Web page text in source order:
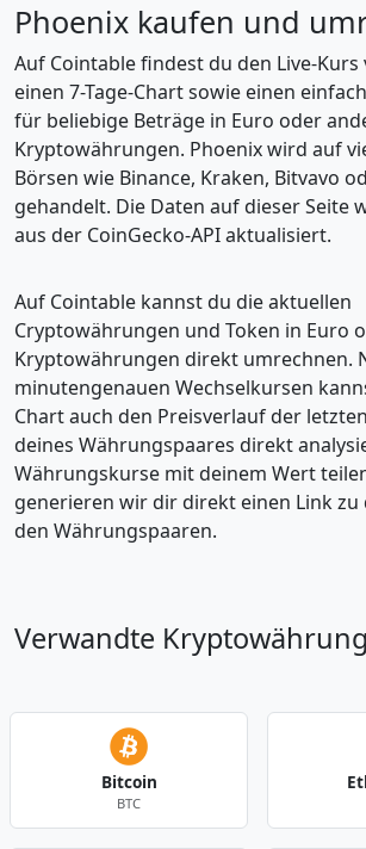
Phoenix kaufen und
Auf Cointable findest du den Live-Kurs
einen 7-Tage-Chart sowie einen
für beliebige Beträge in Euro oder
Kryptowährungen. Phoenix wird auf
Börsen wie Binance, Kraken, Bitvavo
gehandelt. Die Daten auf dieser Seite
aus der CoinGecko-API aktualisiert.
Auf Cointable kannst du die aktuellen
Cryptowährungen und Token in Euro
Kryptowährungen direkt umrechnen.
minutengenauen Wechselkursen
Chart auch den Preisverlauf der
deines Währungspaares direkt
Währungskurse mit deinem Wert
generieren wir dir direkt einen Link zu
den Währungspaaren.
Verwandte
Bitcoin
BTC